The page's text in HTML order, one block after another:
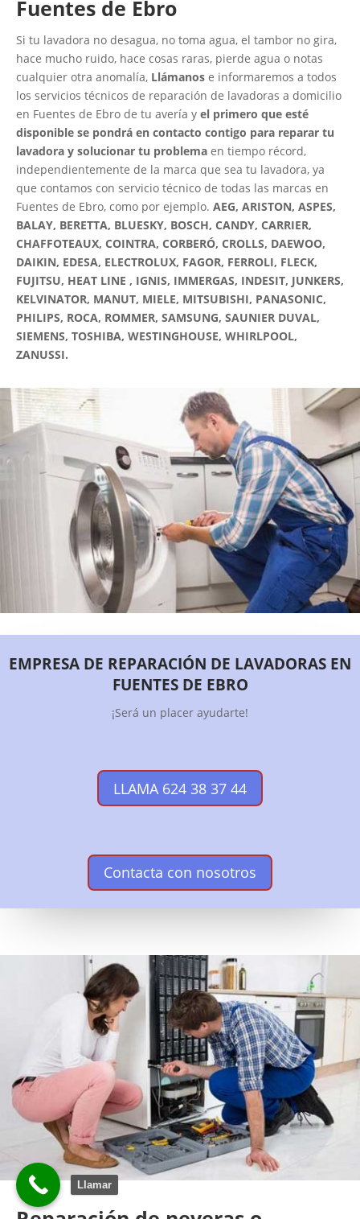
Fuentes de Ebro
Si tu lavadora no desagua, no toma agua, el tambor no gira,
hace mucho ruido, hace cosas raras, pierde agua o notas
cualquier otra anomalía, Llámanos e informaremos a todos
los servicios técnicos de reparación de lavadoras a domicilio
en Fuentes de Ebro de tu avería y el primero que esté
disponible se pondrá en contacto contigo para reparar tu
lavadora y solucionar tu problema en tiempo récord,
independientemente de la marca que sea tu lavadora, ya
que contamos con servicio técnico de todas las marcas en
Fuentes de Ebro, como por ejemplo. AEG, ARISTON, ASPES,
BALAY, BERETTA, BLUESKY, BOSCH, CANDY, CARRIER,
CHAFFOTEAUX, COINTRA, CORBERÓ, CROLLS, DAEWOO,
DAIKIN, EDESA, ELECTROLUX, FAGOR, FERROLI, FLECK,
FUJITSU, HEAT LINE , IGNIS, IMMERGAS, INDESIT, JUNKERS,
KELVINATOR, MANUT, MIELE, MITSUBISHI, PANASONIC,
PHILIPS, ROCA, ROMMER, SAMSUNG, SAUNIER DUVAL,
SIEMENS, TOSHIBA, WESTINGHOUSE, WHIRLPOOL,
ZANUSSI.
EMPRESA DE REPARACIÓN DE LAVADORAS EN
FUENTES DE EBRO
¡Será un placer ayudarte!
LLAMA 624 38 37 44
Contacta con nosotros
Llamar